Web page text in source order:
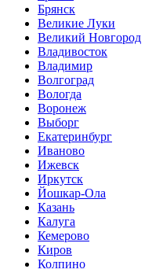
Брянск
Великие Луки
Великий Новгород
Владивосток
Владимир
Волгоград
Вологда
Воронеж
Выборг
Екатеринбург
Иваново
Ижевск
Иркутск
Йошкар-Ола
Казань
Калуга
Кемерово
Киров
Колпино